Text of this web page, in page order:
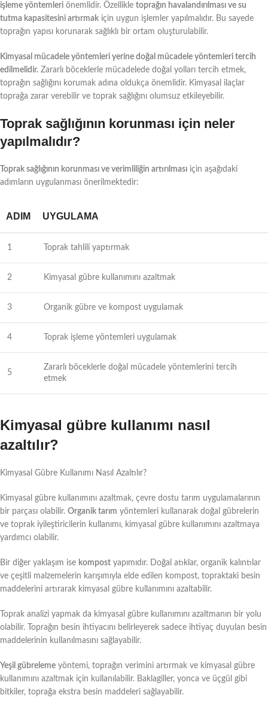
işleme yöntemleri önemlidir. Özellikle toprağın havalandırılması ve su
tutma kapasitesini artırmak için uygun işlemler yapılmalıdır. Bu sayede
toprağın yapısı korunarak sağlıklı bir ortam oluşturulabilir.
Kimyasal mücadele yöntemleri yerine doğal mücadele yöntemleri tercih
edilmelidir. Zararlı böceklerle mücadelede doğal yolları tercih etmek,
toprağın sağlığını korumak adına oldukça önemlidir. Kimyasal ilaçlar
toprağa zarar verebilir ve toprak sağlığını olumsuz etkileyebilir.
Toprak sağlığının korunması için neler
yapılmalıdır?
Toprak sağlığının korunması ve verimliliğin artırılması için aşağıdaki
adımların uygulanması önerilmektedir:
ADIM UYGULAMA
1 Toprak tahlili yaptırmak
2 Kimyasal gübre kullanımını azaltmak
3 Organik gübre ve kompost uygulamak
4 Toprak işleme yöntemleri uygulamak
5
Zararlı böceklerle doğal mücadele yöntemlerini tercih
etmek
Kimyasal gübre kullanımı nasıl
azaltılır?
Kimyasal Gübre Kullanımı Nasıl Azaltılır?
Kimyasal gübre kullanımını azaltmak, çevre dostu tarım uygulamalarının
bir parçası olabilir. Organik tarım yöntemleri kullanarak doğal gübrelerin
ve toprak iyileştiricilerin kullanımı, kimyasal gübre kullanımını azaltmaya
yardımcı olabilir.
Bir diğer yaklaşım ise kompost yapımıdır. Doğal atıklar, organik kalıntılar
ve çeşitli malzemelerin karışımıyla elde edilen kompost, topraktaki besin
maddelerini artırarak kimyasal gübre kullanımını azaltabilir.
Toprak analizi yapmak da kimyasal gübre kullanımını azaltmanın bir yolu
olabilir. Toprağın besin ihtiyacını belirleyerek sadece ihtiyaç duyulan besin
maddelerinin kullanılmasını sağlayabilir.
Yeşil gübreleme yöntemi, toprağın verimini artırmak ve kimyasal gübre
kullanımını azaltmak için kullanılabilir. Baklagiller, yonca ve üçgül gibi
bitkiler, toprağa ekstra besin maddeleri sağlayabilir.